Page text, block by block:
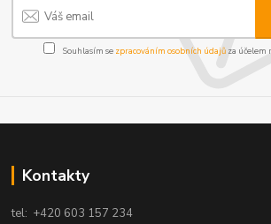
Souhlasím se zpracováním osobních údajůza účelem
Kontakty
tel: +420 603 157 234